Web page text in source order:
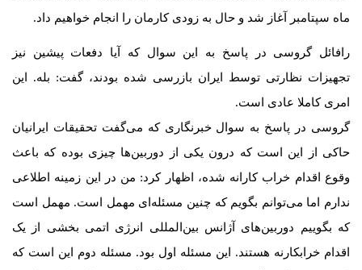
ماه سپتامبر آغاز شد و حال به زودی کارمان را انجام خواهیم داد.
رافائل گروسی در پاسخ به این سوال که آیا دفعات پیشین نیز
تجهیزات نظارتی توسط ایران بازرسی شده بودند، گفت: بله. این
امری کاملا عادی است.
گروسی در پاسخ به سوال خبرنگاری که می‌گفت تحقیقات ایرانیان
حاکی از این است که درون یکی از دوربین‌ها چیزی بوده که باعث
وقوع اقدام خراب کارانه شده، اظهار کرد: من در این زمینه اطلاعی
ندارم اما می‌توانم بگویم که چنین مسئله‌ای مهمل است. مهمل است
که بگوییم دوربین‌های آژانس بین‌المللی انرژی اتمی بخشی از یک
اقدام خرابکارنه هستند. این مسئله اول بود. مسئله دوم این است که